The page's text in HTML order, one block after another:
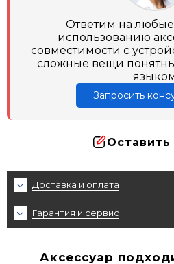
Ответим на
использованию
совместимости с
сложные вещи
Запросить
Оставить
Доставка и оплата
Гарантия и сервис
Аксессуар